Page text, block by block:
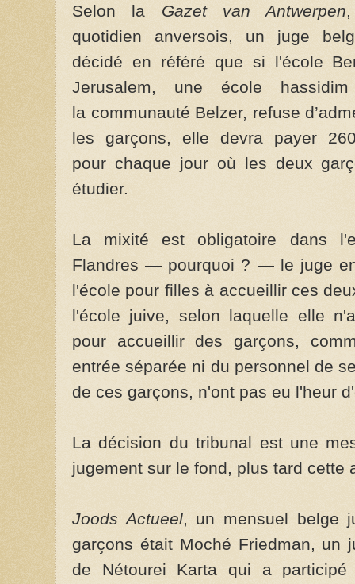
Selon la Gazet van Antwerpen
quotidien anversois, un juge
décidé en référé que si l'école
Jerusalem, une école
la communauté Belzer, refuse
les garçons, elle devra payer
pour chaque jour où les deux
étudier.
La mixité est obligatoire dans
Flandres — pourquoi ? — le juge
l'école pour filles à accueillir ces
l'école juive, selon laquelle elle
pour accueillir des garçons,
entrée séparée ni du personnel de
de ces garçons, n'ont pas eu l'heur
La décision du tribunal est une
jugement sur le fond, plus tard cette
Joods Actueel, un mensuel belge
garçons était Moché Friedman, un
de Nétourei Karta qui a